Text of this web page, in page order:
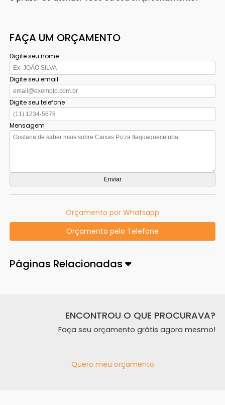
FAÇA UM ORÇAMENTO
Digite seu nome
Digite seu email
Digite seu telefone
Mensagem
Orçamento por Whatsapp
Orçamento pelo Telefone
Páginas Relacionadas
ENCONTROU O QUE PROCURAVA?
Faça seu orçamento grátis agora mesmo!
Quero meu orçamento